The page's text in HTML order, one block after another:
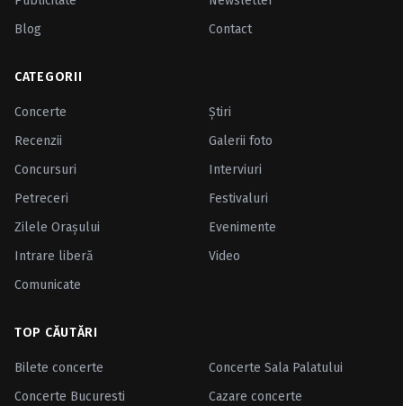
Blog
Contact
CATEGORII
Concerte
Ştiri
Recenzii
Galerii foto
Concursuri
Interviuri
Petreceri
Festivaluri
Zilele Oraşului
Evenimente
Intrare liberă
Video
Comunicate
TOP CĂUTĂRI
Bilete concerte
Concerte Sala Palatului
Concerte Bucuresti
Cazare concerte